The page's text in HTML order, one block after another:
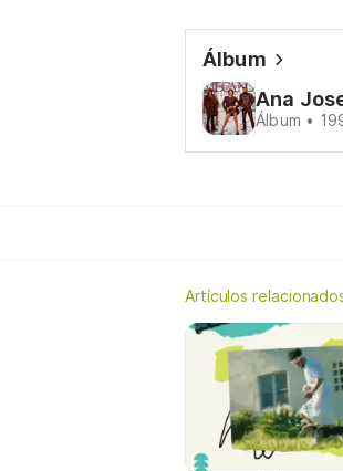
Álbum
Ana
Álbum •
Artículos